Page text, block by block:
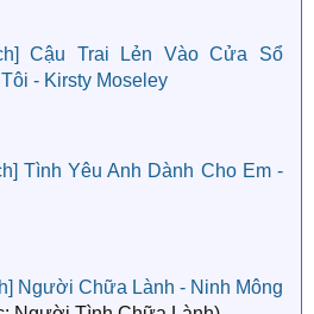
Cậu Trai Lẻn Vào Cửa Sổ
- Kirsty Moseley
Tình Yêu Anh Dành Cho Em -
Người Chữa Lành - Ninh Mông